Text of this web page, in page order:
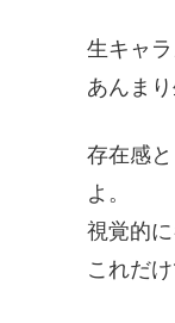
生キャ
あんま
存在感
よ。
視覚的
これだ